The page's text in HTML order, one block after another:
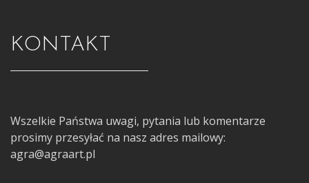
KONTAKT
Wszelkie Państwa uwagi, pytania lub komentarze
prosimy przesyłać na nasz adres mailowy:
agra@agraart.pl